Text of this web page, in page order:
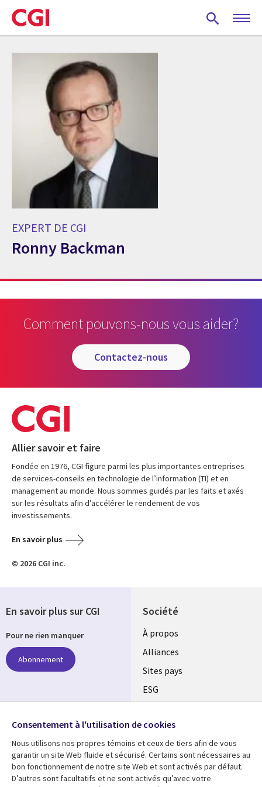
Skip
to
main
EXPERT DE CGI
Ronny Backman
Comment pouvons-nous vous aider?
contactez-nous
Allier savoir et faire
Fondée en 1976, CGI figure parmi les plus importantes entreprises
de services-conseils en technologie de l’information (TI) et en
management au monde. Nous sommes guidés par les faits et axés
sur les résultats afin d’accélérer le rendement de vos
investissements.
En savoir plus
© 2026 CGI inc.
Société
À propos
Alliances
Sites pays
ESG
Fusions
Salle de presse
En savoir plus sur CGI
Pour ne rien manquer
Abonnement
Suivez-nous
Social
Media
Global
FR
Consentement à l'utilisation de cookies
Nous utilisons nos propres témoins et ceux de tiers afin de vous
garantir un site Web fluide et sécurisé. Certains sont nécessaires au
bon fonctionnement de notre site Web et sont activés par défaut.
D’autres sont facultatifs et ne sont activés qu’avec votre